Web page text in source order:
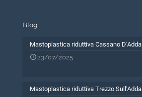
Blog
Mastoplastica riduttiva Cassano D’Adda
23/07/2025
Mastoplastica riduttiva Trezzo Sull’Adda